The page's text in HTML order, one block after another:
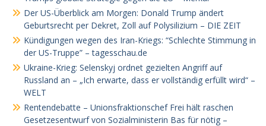
Der US-Überblick am Morgen: Donald Trump ändert
Geburtsrecht per Dekret, Zoll auf Polysilizium – DIE ZEIT
Kündigungen wegen des Iran-Kriegs: “Schlechte Stimmung in
der US-Truppe” – tagesschau.de
Ukraine-Krieg: Selenskyj ordnet gezielten Angriff auf
Russland an – „Ich erwarte, dass er vollständig erfüllt wird“ –
WELT
Rentendebatte – Unionsfraktionschef Frei hält raschen
Gesetzesentwurf von Sozialministerin Bas für nötig –